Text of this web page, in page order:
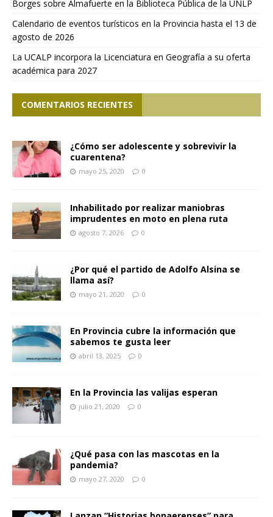
Borges sobre Almafuerte en la Biblioteca Pública de la UNLP
Calendario de eventos turísticos en la Provincia hasta el 13 de
agosto de 2026
La UCALP incorpora la Licenciatura en Geografía a su oferta
académica para 2027
COMENTARIOS RECIENTES
¿Cómo ser adolescente y sobrevivir la
cuarentena?
mayo 25, 2020 0
Inhabilitado por realizar maniobras
imprudentes en moto en plena ruta
agosto 7, 2026 0
¿Por qué el partido de Adolfo Alsina se
llama así?
mayo 21, 2020 0
En Provincia cubre la información que
sabemos te gusta leer
abril 13, 2025 0
En la Provincia las valijas esperan
julio 21, 2020 0
¿Qué pasa con las mascotas en la
pandemia?
mayo 27, 2020 0